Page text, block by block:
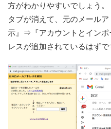
方がわかりやすいでしょう。
タブが消えて、元のメール
示』⇒『アカウントとインポ
レスが追加されているはずで